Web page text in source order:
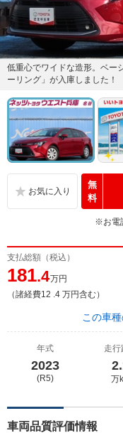
低重心でワイドな造形。ベー
ーリング」が入庫しました！
無
料
※お電
支払総額（税込）
181.4万円
（諸経費12 .4 万円含む）
この車
年式
2023
(R5)
走行
万
車両品質評価情報